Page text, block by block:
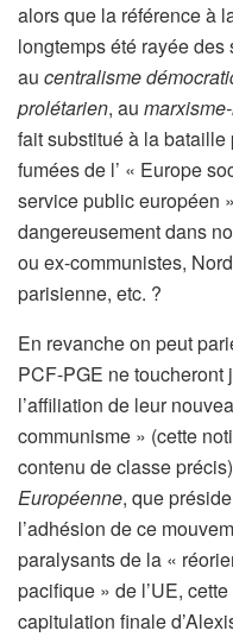
alors que la référence à
longtemps été rayée
au centralisme
prolétarien, au
fait substitué à la bataille
fumées de l’ « Europe
service public européen
dangereusement dans
ou ex-communistes,
parisienne, etc. ?
En revanche on peut
PCF-PGE ne toucheront
l’affiliation de leur
communisme » (cette
contenu de classe
Européenne, que
l’adhésion de ce
paralysants de la «
pacifique » de l’UE,
capitulation finale